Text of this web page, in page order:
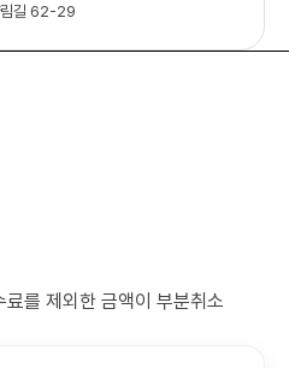
림길 62-29
를 제외한 금액이 부분취소